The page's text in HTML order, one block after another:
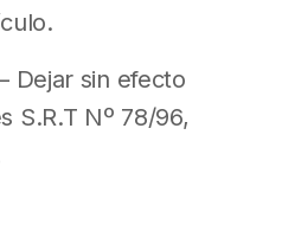
Dejar sin efecto
S.R.T Nº 78/96,